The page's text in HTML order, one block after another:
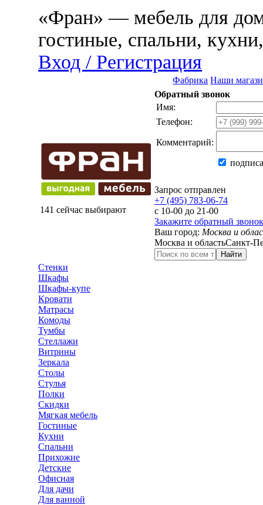
«Фран» — мебель для
гостиные, спальни,
Вход / Регистрация
Фабрика Наши
141 сейчас выбирают
Обратный звонок
Имя:
Телефон:
Комментарий:
Запрос отправлен
+7 (495) 783-06-74
с 10-00 до 21-00
Закажите обратный звонок
Ваш город: Москва и
Москва и областьСанкт-
Найти
Стенки
Шкафы
Шкафы-купе
Кровати
Матрасы
Комоды
Тумбы
Стеллажи
Витрины
Зеркала
Столы
Стулья
Полки
Скидки
Мягкая мебель
Гостиные
Кухни
Спальни
Прихожие
Детские
Офисная
Для дачи
Для ванной